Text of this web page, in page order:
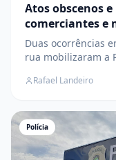
Atos obscenos
comerciantes e
Duas ocorrências
rua mobilizaram a
equipes
Rafael Landeiro
Polícia